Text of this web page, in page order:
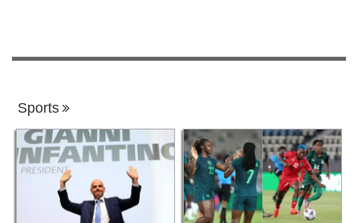
Sports